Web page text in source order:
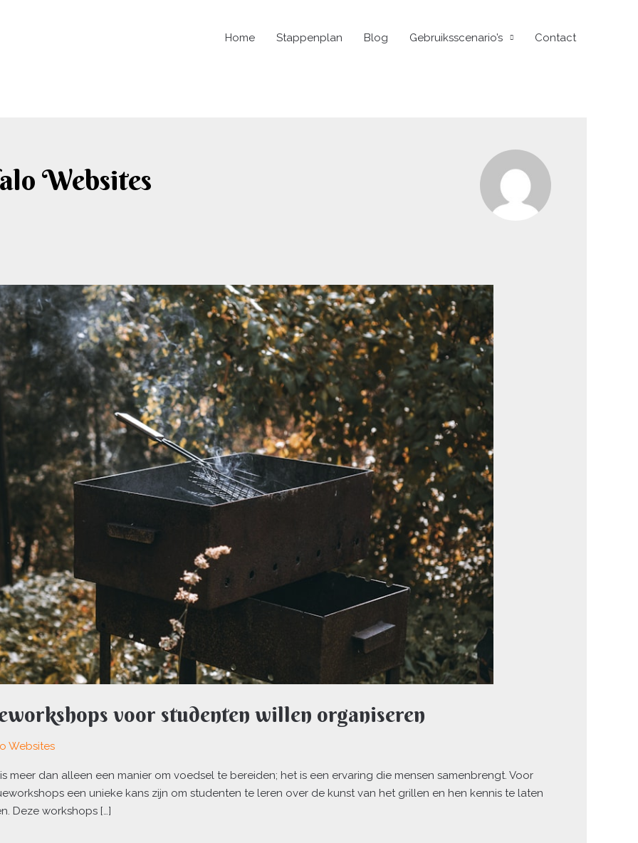
Home Stappenplan Blog Gebruiksscenario’s Contact
Websites
voor studenten willen organiseren
Websites
dan alleen een manier om voedsel te bereiden; het is een ervaring die mensen samenbrengt. Voor
een unieke kans zijn om studenten te leren over de kunst van het grillen en hen kennis te laten
Deze workshops […]